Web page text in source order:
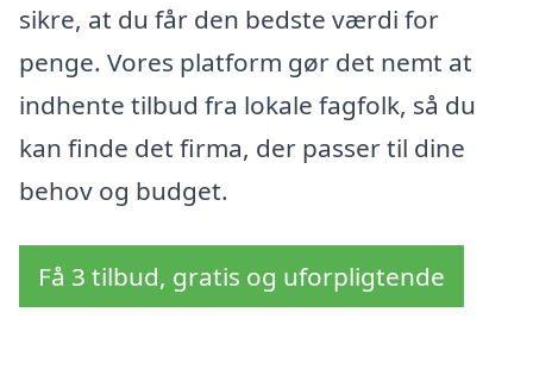
sikre, at du får den bedste værdi for
penge. Vores platform gør det nemt at
indhente tilbud fra lokale fagfolk, så du
kan finde det firma, der passer til dine
behov og budget.
Få 3 tilbud, gratis og uforpligtende